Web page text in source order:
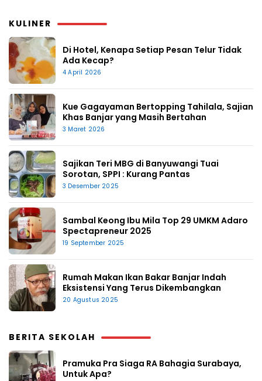
KULINER
Di Hotel, Kenapa Setiap Pesan Telur Tidak
Ada Kecap?
4 April 2026
Kue Gagayaman Bertopping Tahilala, Sajian
Khas Banjar yang Masih Bertahan
3 Maret 2026
Sajikan Teri MBG di Banyuwangi Tuai
Sorotan, SPPI : Kurang Pantas
3 Desember 2025
Sambal Keong Ibu Mila Top 29 UMKM Adaro
Spectapreneur 2025
19 September 2025
Rumah Makan Ikan Bakar Banjar Indah
Eksistensi Yang Terus Dikembangkan
20 Agustus 2025
BERITA SEKOLAH
Pramuka Pra Siaga RA Bahagia Surabaya,
Untuk Apa?